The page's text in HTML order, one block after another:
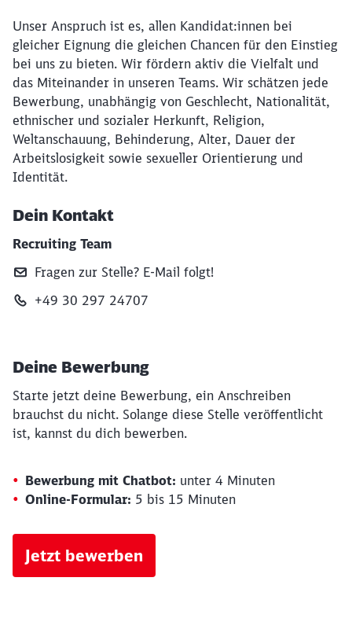
Unser Anspruch ist es, allen Kandidat:innen bei
gleicher Eignung die gleichen Chancen für den Einstieg
bei uns zu bieten. Wir fördern aktiv die Vielfalt und
das Miteinander in unseren Teams. Wir schätzen jede
Bewerbung, unabhängig von Geschlecht, Nationalität,
ethnischer und sozialer Herkunft, Religion,
Weltanschauung, Behinderung, Alter, Dauer der
Arbeitslosigkeit sowie sexueller Orientierung und
Identität.
Dein Kontakt
Recruiting Team
Fragen zur Stelle? E‑Mail folgt!
+49 30 297 24707
Deine Bewerbung
Starte jetzt deine Bewerbung, ein Anschreiben
brauchst du nicht. Solange diese Stelle veröffentlicht
ist, kannst du dich bewerben.
Bewerbung mit Chatbot: unter 4 Minuten
Online-Formular: 5 bis 15 Minuten
Jetzt bewerben